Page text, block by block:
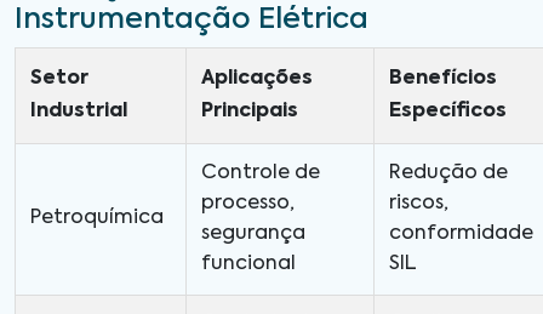
Instrumentação Elétrica
Setor
Industrial
Aplicações
Principais
Benefícios
Específicos
Petroquímica
Controle de
processo,
segurança
funcional
Redução de
riscos,
conformidade
SIL